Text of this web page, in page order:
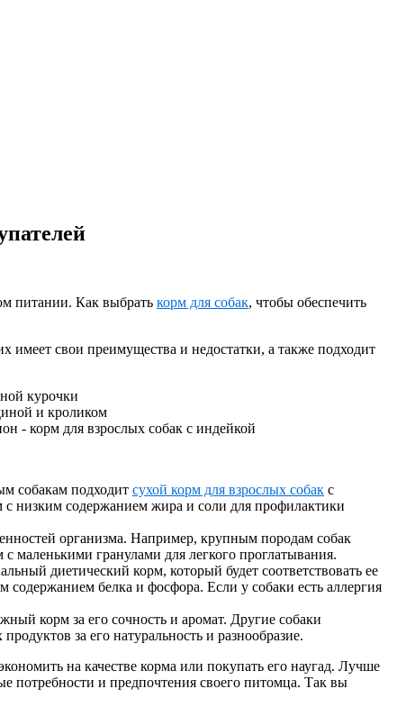
питании. Как выбрать корм для собак, чтобы обеспечить
свои преимущества и недостатки, а также подходит
собакам подходит сухой корм для взрослых собак с
низким содержанием жира и соли для профилактики
организма. Например, крупным породам собак
маленькими гранулами для легкого проглатывания.
диетический корм, который будет соответствовать ее
белка и фосфора. Если у собаки есть аллергия
корм за его сочность и аромат. Другие собаки
за его натуральность и разнообразие.
на качестве корма или покупать его наугад. Лучше
потребности и предпочтения своего питомца. Так вы